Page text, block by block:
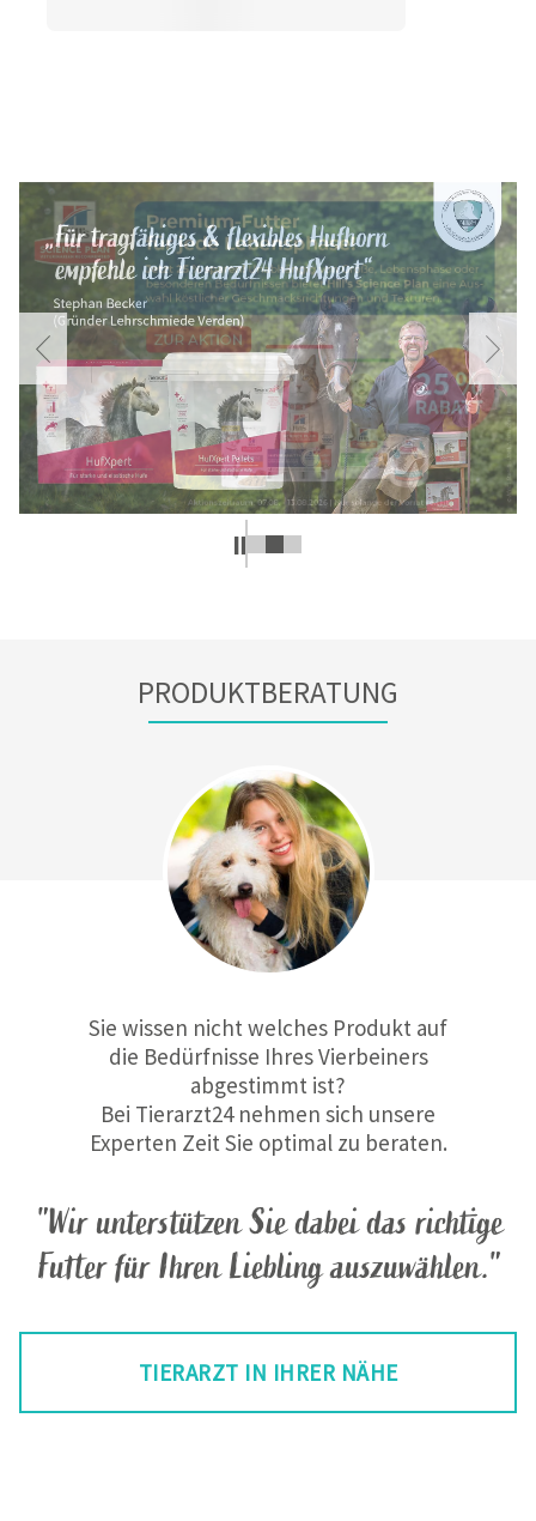
PRODUKTBERATUNG
"Wir unterstützen Sie dabei das richtige
Futter für Ihren Liebling auszuwählen."
Sie wissen nicht welches Produkt auf
die Bedürfnisse Ihres Vierbeiners
abgestimmt ist?
Bei Tierarzt24 nehmen sich unsere
Experten Zeit Sie optimal zu beraten.
TIERARZT IN IHRER NÄHE